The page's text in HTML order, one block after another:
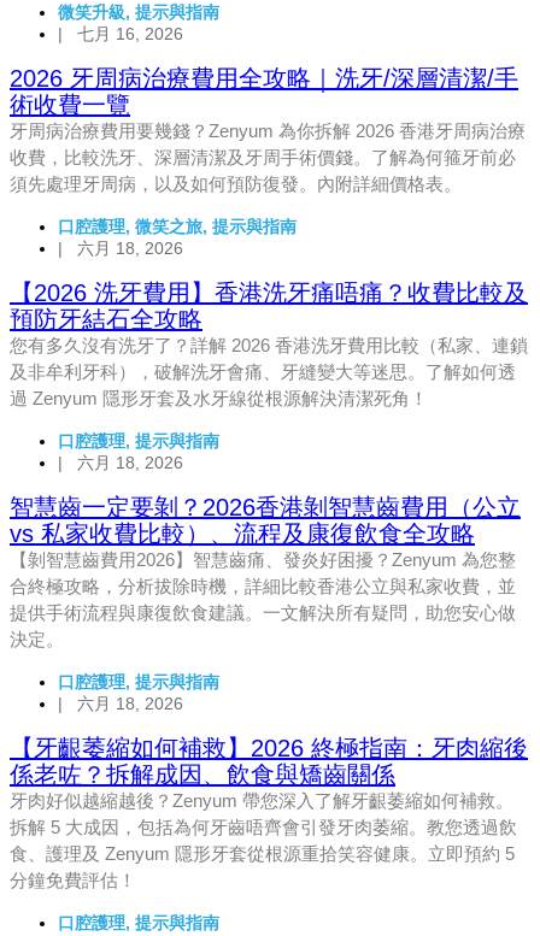
微笑升級, 提示與指南
|
七月 16, 2026
2026 牙周病治療費用全攻略｜洗牙/深層清潔/手
術收費一覽
牙周病治療費用要幾錢？Zenyum 為你拆解 2026 香港牙周病治療
收費，比較洗牙、深層清潔及牙周手術價錢。了解為何箍牙前必
須先處理牙周病，以及如何預防復發。內附詳細價格表。
口腔護理, 微笑之旅, 提示與指南
|
六月 18, 2026
【2026 洗牙費用】香港洗牙痛唔痛？收費比較及
預防牙結石全攻略
您有多久沒有洗牙了？詳解 2026 香港洗牙費用比較（私家、連鎖
及非牟利牙科），破解洗牙會痛、牙縫變大等迷思。了解如何透
過 Zenyum 隱形牙套及水牙線從根源解決清潔死角！
口腔護理, 提示與指南
|
六月 18, 2026
智慧齒一定要剝？2026香港剝智慧齒費用（公立
vs 私家收費比較）、流程及康復飲食全攻略
【剝智慧齒費用2026】智慧齒痛、發炎好困擾？Zenyum 為您整
合終極攻略，分析拔除時機，詳細比較香港公立與私家收費，並
提供手術流程與康復飲食建議。一文解決所有疑問，助您安心做
決定。
口腔護理, 提示與指南
|
六月 18, 2026
【牙齦萎縮如何補救】2026 終極指南：牙肉縮後
係老咗？拆解成因、飲食與矯齒關係
牙肉好似越縮越後？Zenyum 帶您深入了解牙齦萎縮如何補救。
拆解 5 大成因，包括為何牙齒唔齊會引發牙肉萎縮。教您透過飲
食、護理及 Zenyum 隱形牙套從根源重拾笑容健康。立即預約 5
分鐘免費評估！
口腔護理, 提示與指南